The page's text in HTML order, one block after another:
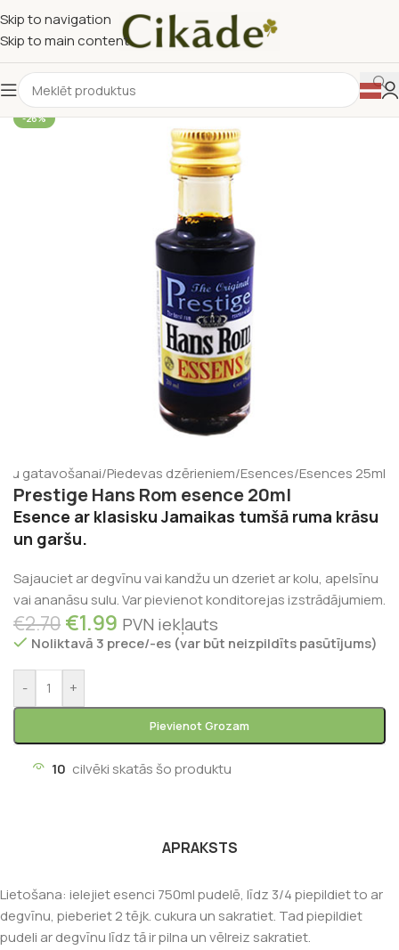
Skip to navigation
Skip to main content
-26%
gatavošanai/Piedevas dzērieniem/Esences/Esences 25ml
Prestige Hans Rom esence 20ml
Esence ar klasisku Jamaikas tumšā ruma krāsu
un garšu.
Sajauciet ar degvīnu vai kandžu un dzeriet ar kolu, apelsīnu
vai ananāsu sulu. Var pievienot konditorejas izstrādājumiem.
€2.70 €1.99 PVN iekļauts
Noliktavā 3 prece/-es (var būt neizpildīts pasūtījums)
- +
Pievienot Grozam
10 cilvēki skatās šo produktu
APRAKSTS
Lietošana: ielejiet esenci 750ml pudelē, līdz 3/4 piepildiet to ar
degvīnu, pieberiet 2 tējk. cukura un sakratiet. Tad piepildiet
pudeli ar degvīnu līdz tā ir pilna un vēlreiz sakratiet.